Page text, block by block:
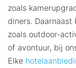
zoals
diners. Daarnaast
zoals outdoor-
of avontuur, bij
Elke